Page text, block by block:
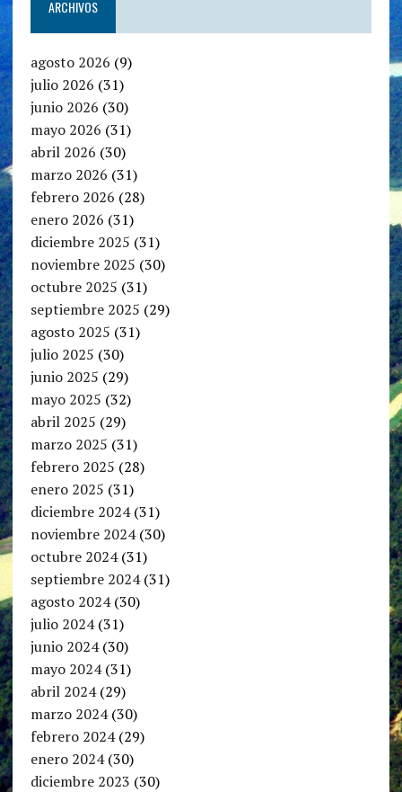
ARCHIVOS
agosto 2026 (9)
julio 2026 (31)
junio 2026 (30)
mayo 2026 (31)
abril 2026 (30)
marzo 2026 (31)
febrero 2026 (28)
enero 2026 (31)
diciembre 2025 (31)
noviembre 2025 (30)
octubre 2025 (31)
septiembre 2025 (29)
agosto 2025 (31)
julio 2025 (30)
junio 2025 (29)
mayo 2025 (32)
abril 2025 (29)
marzo 2025 (31)
febrero 2025 (28)
enero 2025 (31)
diciembre 2024(31)
noviembre 2024(30)
octubre 2024(31)
septiembre 2024(31)
agosto 2024(30)
julio 2024(31)
junio 2024(30)
mayo 2024(31)
abril 2024(29)
marzo 2024(30)
febrero 2024(29)
enero 2024(30)
diciembre 2023 (30)